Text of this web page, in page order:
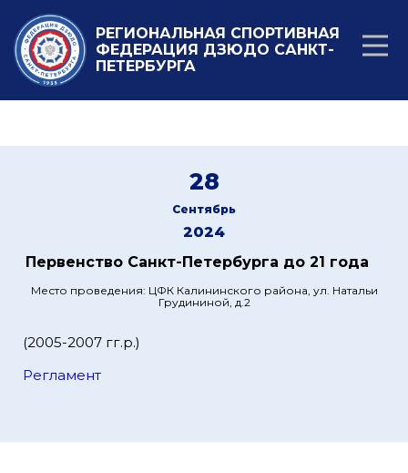
РЕГИОНАЛЬНАЯ СПОРТИВНАЯ
ФЕДЕРАЦИЯ ДЗЮДО САНКТ-
ПЕТЕРБУРГА
28
Сентябрь
2024
Первенство Санкт-Петербурга до 21 года
Место проведения: ЦФК Калининского района, ул. Натальи
Грудининой, д.2
(2005-2007 гг.р.)
Регламент